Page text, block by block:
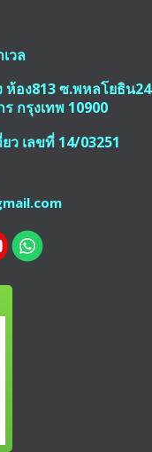
วล
ห้อง813 ซ.พหลโยธิน24
กรุงเทพ 10900
เลขที่ 14/03251